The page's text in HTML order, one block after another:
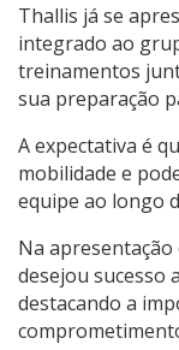
Thallis já se
integrado ao
treinamentos
sua preparação
A expectativa é
mobilidade e
equipe ao longo
Na
desejou sucesso
destacando a